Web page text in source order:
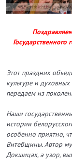
Государственного
Этот праздник
культуре и
передаем из
Наши
истории
особенно приятно,
Витебщины. Автор
Докшицах, а узор,